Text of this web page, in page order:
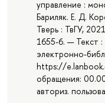
управление :
Бариляк. Е. Д.
Тверь : ТвГУ,
1655-6. — Текст
электронно-
https://
обращения:
авториз.